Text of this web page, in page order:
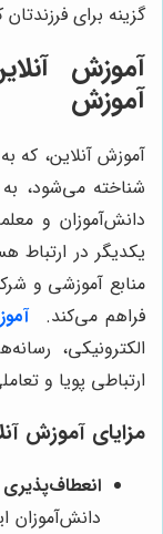
گزینه برای
آموزش
آموزش
آموزش آنلاین، که
شناخته می‌شود،
دانش‌آموزان و
یکدیگر در
منابع آموزشی و
فراهم می‌کند.
الکترونیکی،
ارتباطی پویا و
مزایای آموزش
دانش‌آموزان